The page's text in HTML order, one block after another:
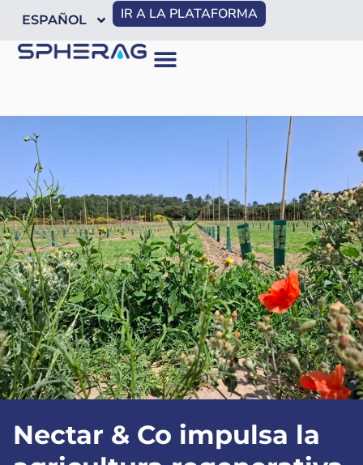
ESPAÑOL IR A LA PLATAFORMA
Nectar & Co impulsa la